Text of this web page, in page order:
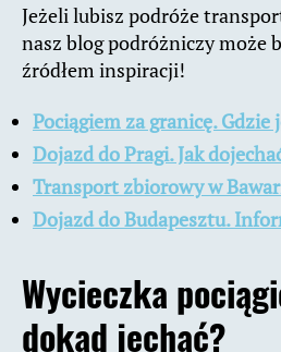
Jeżeli lubisz podróże
nasz blog podróżniczy może
źródłem inspiracji!
Pociągiem za granicę. Gdzie
Dojazd do Pragi. Jak
Transport zbiorowy w
Dojazd do Budapesztu.
Wycieczka
dokąd jechać?